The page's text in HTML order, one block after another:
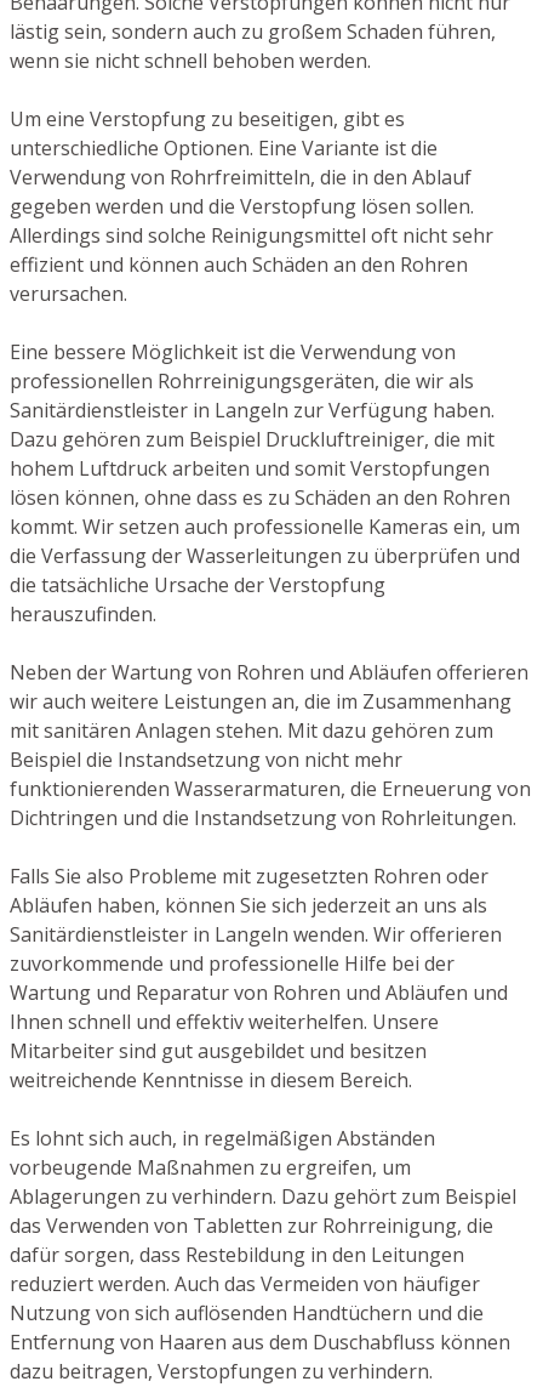
lästig sein, sondern auch zu großem Schaden führen,
wenn sie nicht schnell behoben werden.
Um eine Verstopfung zu beseitigen, gibt es
unterschiedliche Optionen. Eine Variante ist die
Verwendung von Rohrfreimitteln, die in den Ablauf
gegeben werden und die Verstopfung lösen sollen.
Allerdings sind solche Reinigungsmittel oft nicht sehr
effizient und können auch Schäden an den Rohren
verursachen.
Eine bessere Möglichkeit ist die Verwendung von
professionellen Rohrreinigungsgeräten, die wir als
Sanitärdienstleister in Langeln zur Verfügung haben.
Dazu gehören zum Beispiel Druckluftreiniger, die mit
hohem Luftdruck arbeiten und somit Verstopfungen
lösen können, ohne dass es zu Schäden an den Rohren
kommt. Wir setzen auch professionelle Kameras ein, um
die Verfassung der Wasserleitungen zu überprüfen und
die tatsächliche Ursache der Verstopfung
herauszufinden.
Neben der Wartung von Rohren und Abläufen offerieren
wir auch weitere Leistungen an, die im Zusammenhang
mit sanitären Anlagen stehen. Mit dazu gehören zum
Beispiel die Instandsetzung von nicht mehr
funktionierenden Wasserarmaturen, die Erneuerung von
Dichtringen und die Instandsetzung von Rohrleitungen.
Falls Sie also Probleme mit zugesetzten Rohren oder
Abläufen haben, können Sie sich jederzeit an uns als
Sanitärdienstleister in Langeln wenden. Wir offerieren
zuvorkommende und professionelle Hilfe bei der
Wartung und Reparatur von Rohren und Abläufen und
Ihnen schnell und effektiv weiterhelfen. Unsere
Mitarbeiter sind gut ausgebildet und besitzen
weitreichende Kenntnisse in diesem Bereich.
Es lohnt sich auch, in regelmäßigen Abständen
vorbeugende Maßnahmen zu ergreifen, um
Ablagerungen zu verhindern. Dazu gehört zum Beispiel
das Verwenden von Tabletten zur Rohrreinigung, die
dafür sorgen, dass Restebildung in den Leitungen
reduziert werden. Auch das Vermeiden von häufiger
Nutzung von sich auflösenden Handtüchern und die
Entfernung von Haaren aus dem Duschabfluss können
dazu beitragen, Verstopfungen zu verhindern.